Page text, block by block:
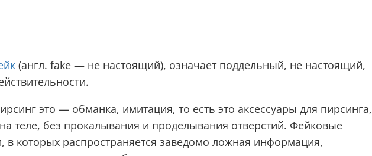
(англ. fake — не настоящий), означает поддельный, не настоящий,
это — обманка, имитация, то есть это аксессуары для пирсинга,
теле, без прокалывания и проделывания отверстий. Фейковые
в которых распространяется заведомо ложная информация,